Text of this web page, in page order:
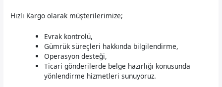
Hızlı Kargo olarak müşterilerimize;
Evrak kontrolü,
Gümrük süreçleri hakkında bilgilendirme,
Operasyon desteği,
Ticari gönderilerde belge hazırlığı konusunda
yönlendirme hizmetleri sunuyoruz.